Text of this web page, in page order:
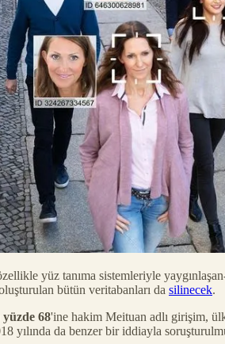
yüz tanıma sistemleriyle
bütün veritabanları da silinecek.
yüzde 68'ine hakim Meituan adlı girişim,
yılında da benzer bir iddiayla